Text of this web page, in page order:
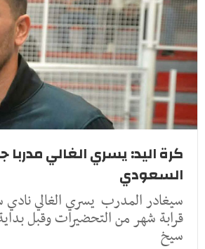
كرة اليد: يسري الغالي مدربا
السعودي
سيغادر المدرب يسري الغالي نادي
قرابة شهر من التحضيرات وقبل
سيخ